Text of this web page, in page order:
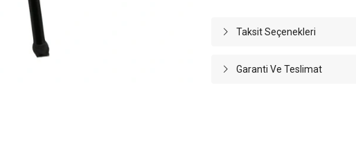
Taksit Seçenekleri
Garanti Ve Teslimat